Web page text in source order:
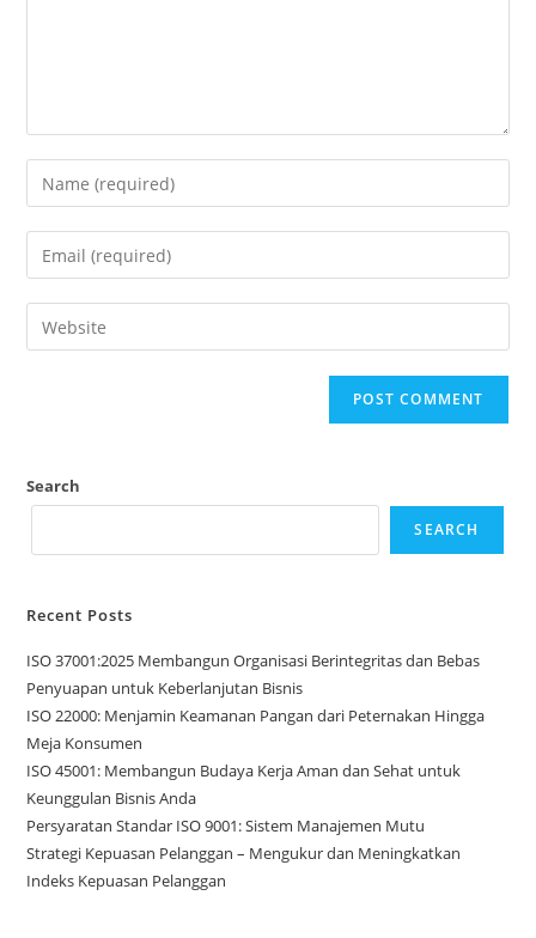
Search
SEARCH
Recent Posts
ISO 37001:2025 Membangun Organisasi Berintegritas dan Bebas
Penyuapan untuk Keberlanjutan Bisnis
ISO 22000: Menjamin Keamanan Pangan dari Peternakan Hingga
Meja Konsumen
ISO 45001: Membangun Budaya Kerja Aman dan Sehat untuk
Keunggulan Bisnis Anda
Persyaratan Standar ISO 9001: Sistem Manajemen Mutu
Strategi Kepuasan Pelanggan – Mengukur dan Meningkatkan
Indeks Kepuasan Pelanggan